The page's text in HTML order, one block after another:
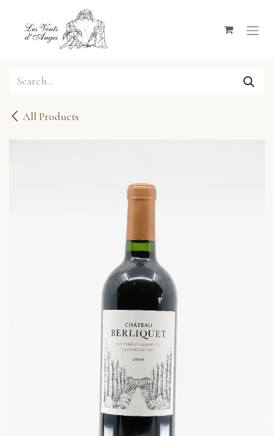
All Products